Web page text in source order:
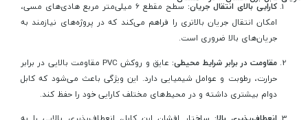
کارایی بالای انتقال جریان:
سطح مقطع 6 میلی‌متر مربع هادی‌های مسی،
امکان انتقال جریان بالاتری را فراهم می‌کند که در پروژه‌های نیازمند به
جریان‌های بالا ضروری است.
مقاومت در برابر شرایط محیطی:
عایق و روکش PVC مقاومت بالایی در برابر
حرارت، رطوبت و عوامل شیمیایی دارد. این ویژگی باعث می‌شود که کابل
دوام بیشتری داشته و در محیط‌های مختلف کارایی خود را حفظ کند.